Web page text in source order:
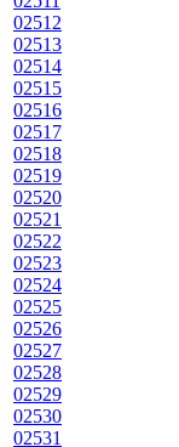
02512
02513
02514
02515
02516
02517
02518
02519
02520
02521
02522
02523
02524
02525
02526
02527
02528
02529
02530
02531